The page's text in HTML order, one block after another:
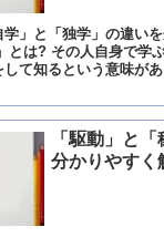
」と「独学」の違い
とは? その人自身で学
て知るという意味が
「駆動」と
分かりやすく